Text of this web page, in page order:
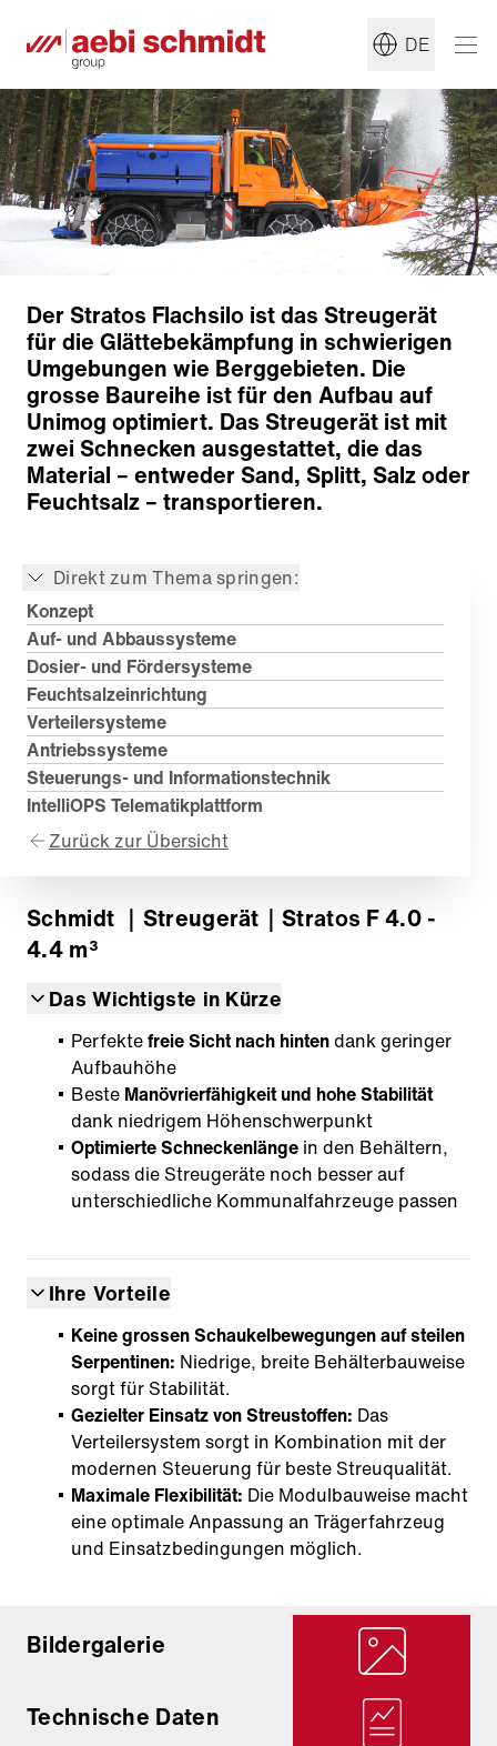
DE
Der Stratos Flachsilo ist das Streugerät
für die Glättebekämpfung in schwierigen
Umgebungen wie Berggebieten. Die
grosse Baureihe ist für den Aufbau auf
Unimog optimiert. Das Streugerät ist mit
zwei Schnecken ausgestattet, die das
Material – entweder Sand, Splitt, Salz oder
Feuchtsalz – transportieren.
Direkt zum Thema springen:
Konzept
Auf- und Abbaussysteme
Dosier- und Fördersysteme
Feuchtsalzeinrichtung
Verteilersysteme
Antriebssysteme
Steuerungs- und Informationstechnik
IntelliOPS Telematikplattform
Zurück zur Übersicht
Schmidt ｜Streugerät ｜Stratos F 4.0 -
4.4 m³
Das Wichtigste in Kürze
Perfektefreie Sicht nach hintendank geringer
Aufbauhöhe
Beste Manövrierfähigkeit und hohe Stabilität
dank niedrigem Höhenschwerpunkt
Optimierte Schneckenlänge in den Behältern,
sodass die Streugeräte noch besser auf
unterschiedliche Kommunalfahrzeuge passen
Ihre Vorteile
Keine grossen Schaukelbewegungen auf steilen
Serpentinen: Niedrige, breite Behälterbauweise
sorgt für Stabilität.
Gezielter Einsatz von Streustoffen: Das
Verteilersystem sorgt in Kombination mit der
modernen Steuerung für beste Streuqualität.
Maximale Flexibilität: Die Modulbauweise macht
eine optimale Anpassung an Trägerfahrzeug
und Einsatzbedingungen möglich.
Bildergalerie
Technische Daten